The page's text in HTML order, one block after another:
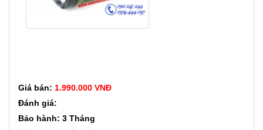
Giá bán: 1.990.000 VNĐ
Đánh giá:
Bảo hành: 3 Tháng